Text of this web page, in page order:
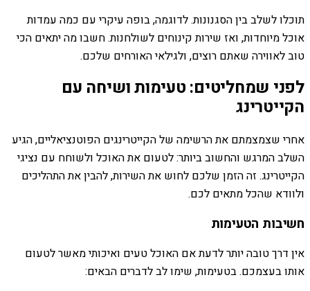
תוכלו לשלב בין הסגנונות. לדוגמה, בופה עיקרי עם כמה עמדות
אוכל מיוחדות, ואז שירות קינוחים לשולחנות. חשבו מה יתאים הכי
טוב לאווירה שאתם רוצים, ולגילאי האורחים שלכם.
לפני שמחליטים: טעימות ושיחה עם
הקייטרינג
אחרי שצמצמתם את הרשימה של הקייטרינגים הפוטנציאליים, הגיע
השלב המרגש והחשוב ביותר: לטעום את האוכל ולשוחח עם נציגי
הקייטרינג. זה הזמן שלכם לחוש את השירות, להבין את התהליכים
ולוודא שהכל מתאים לכם.
חשיבות הטעימות
אין דרך טובה יותר לדעת אם האוכל טעים ואיכותי מאשר לטעום
אותו בעצמכם. בטעימות, שימו לב לדברים הבאים: